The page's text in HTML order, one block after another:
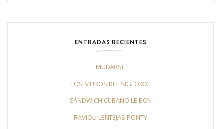
ENTRADAS RECIENTES
MUDARSE
LOS MUROS DEL SIGLO XXI
SÁNDWICH CUBANO LE BON
RAVIOLI LENTEJAS PONTY